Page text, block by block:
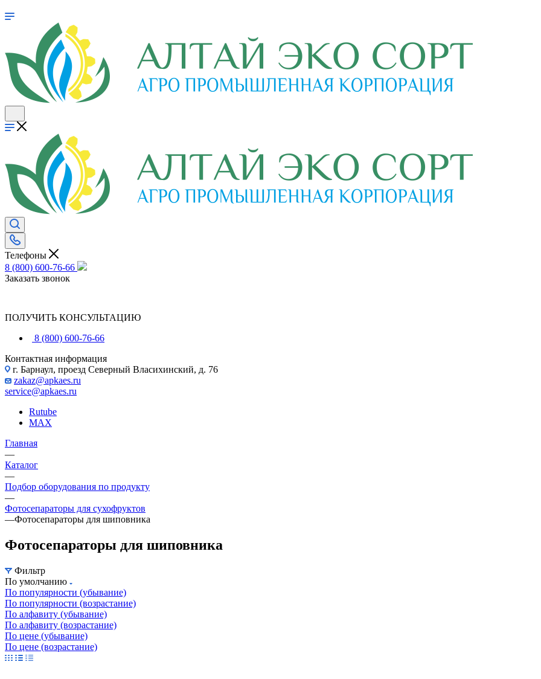
Телефоны
8 (800) 600-76-66
Заказать звонок
ПОЛУЧИТЬ КОНСУЛЬТАЦИЮ
8 (800) 600-76-66
Контактная информация
г. Барнаул, проезд Северный Власихинский, д. 76
zakaz@apkaes.ru
service@apkaes.ru
Rutube
MAX
Главная
—
Каталог
—
Подбор оборудования по продукту
—
Фотосепараторы для сухофруктов
—Фотосепараторы для шиповника
Фотосепараторы для шиповника
Фильтр
По умолчанию
По популярности (убывание)
По популярности (возрастание)
По алфавиту (убывание)
По алфавиту (возрастание)
По цене (убывание)
По цене (возрастание)